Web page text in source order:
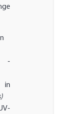
-
in